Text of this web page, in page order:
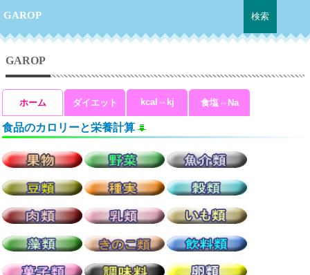
GAROP
GAROP
ホーム ダイエット kcal⇔kj 食塩⇔Na
食品のカロリーと栄養計算